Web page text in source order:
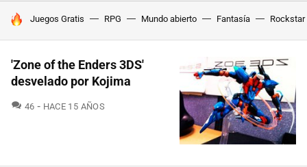
HOY SE HABLA DE
Juegos Gratis RPG Mundo abierto Fantasía Rockstar
'Zone of the Enders 3DS'
desvelado por Kojima
46 COMENTARIOS
HACE 15 AÑOS